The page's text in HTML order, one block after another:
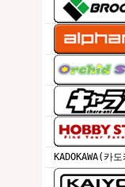
KADOKAWA(카